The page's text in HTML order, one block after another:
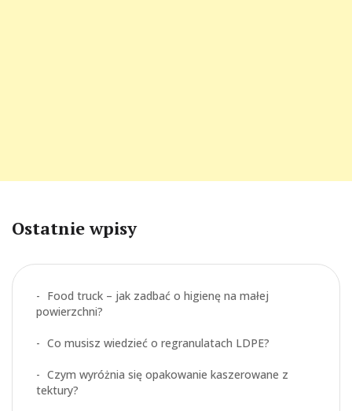
Ostatnie wpisy
Food truck – jak zadbać o higienę na małej
powierzchni?
Co musisz wiedzieć o regranulatach LDPE?
Czym wyróżnia się opakowanie kaszerowane z
tektury?